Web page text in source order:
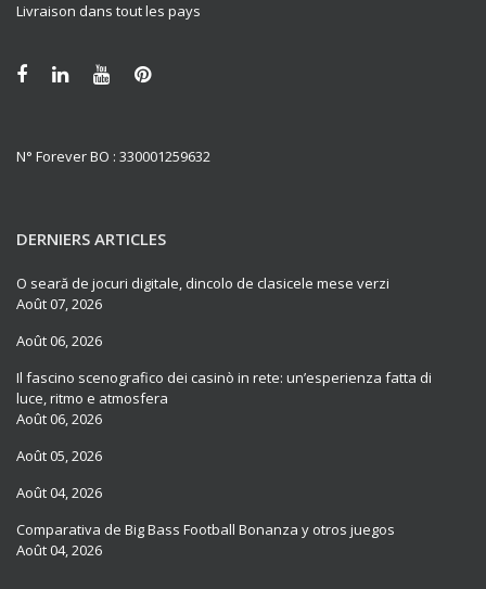
Livraison dans tout les pays
N° Forever BO : 330001259632
DERNIERS ARTICLES
O seară de jocuri digitale, dincolo de clasicele mese verzi
Août 07, 2026
Août 06, 2026
Il fascino scenografico dei casinò in rete: un’esperienza fatta di
luce, ritmo e atmosfera
Août 06, 2026
Août 05, 2026
Août 04, 2026
Comparativa de Big Bass Football Bonanza y otros juegos
Août 04, 2026